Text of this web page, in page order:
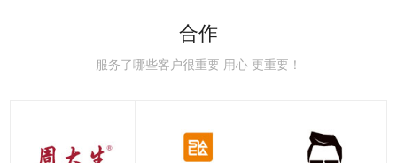
见误区，避开90%的
力学，读懂速度背后的
统科普，稳住极速的核
识点，决定圈速与安全
道详解，车友刷圈打卡
民用跑车的核心区别解
合作
服务了哪些客户很重要 用心 更重要！